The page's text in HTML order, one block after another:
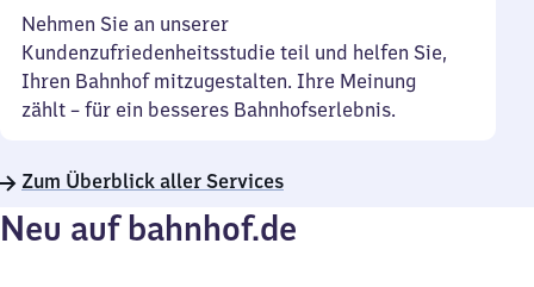
Nehmen Sie an unserer
Kundenzufriedenheitsstudie teil und helfen Sie,
Ihren Bahnhof mitzugestalten. Ihre Meinung
zählt – für ein besseres Bahnhofserlebnis.
Zum Überblick aller Services
Neu auf bahnhof.de